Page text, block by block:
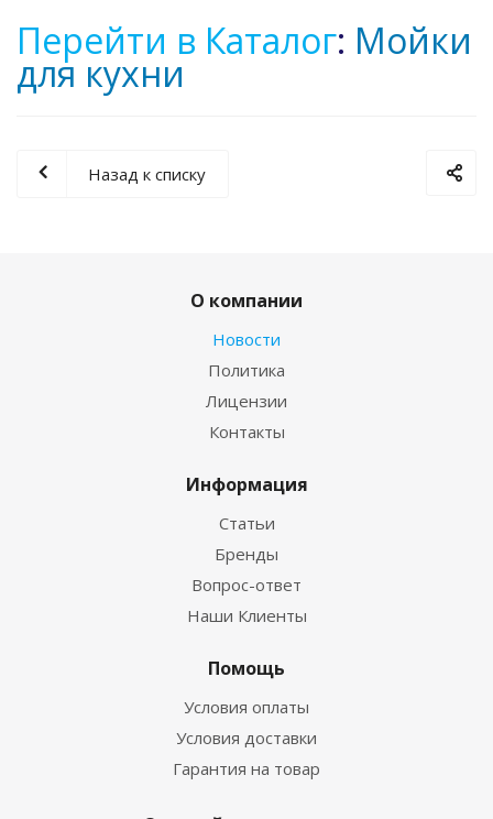
Перейти в Каталог: Мойки
для кухни
Назад к списку
О компании
Новости
Политика
Лицензии
Контакты
Информация
Статьи
Бренды
Вопрос-ответ
Наши Клиенты
Помощь
Условия оплаты
Условия доставки
Гарантия на товар